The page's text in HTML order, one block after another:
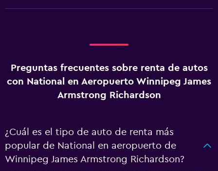
Preguntas frecuentes sobre renta de autos
con National en Aeropuerto Winnipeg James
Armstrong Richardson
¿Cuál es el tipo de auto de renta más
popular de National en aeropuerto de
Winnipeg James Armstrong Richardson?